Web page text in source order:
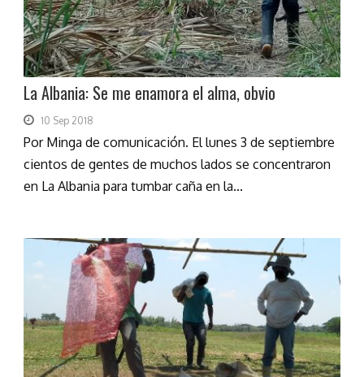
La Albania: Se me enamora el alma, obvio
10 Sep 2018
Por Minga de comunicación. El lunes 3 de septiembre
cientos de gentes de muchos lados se concentraron
en La Albania para tumbar caña en la...